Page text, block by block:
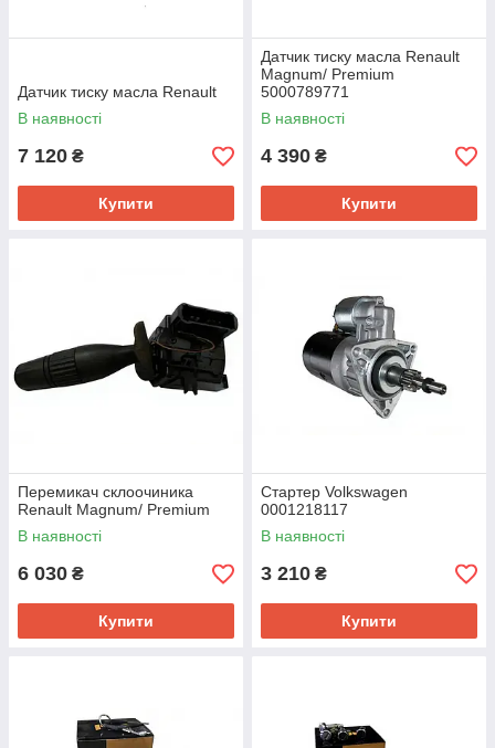
Датчик тиску масла Renault
В наявності
7 120 ₴
Купити
Датчик тиску масла Renault
Magnum/ Premium
5000789771
В наявності
4 390 ₴
Купити
Перемикач склоочиника
Renault Magnum/ Premium
В наявності
6 030 ₴
Купити
Стартер Volkswagen
0001218117
В наявності
3 210 ₴
Купити